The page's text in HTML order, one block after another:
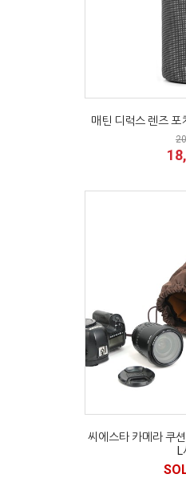
매틴 디럭스 렌즈
씨에스타 카메라 쿠